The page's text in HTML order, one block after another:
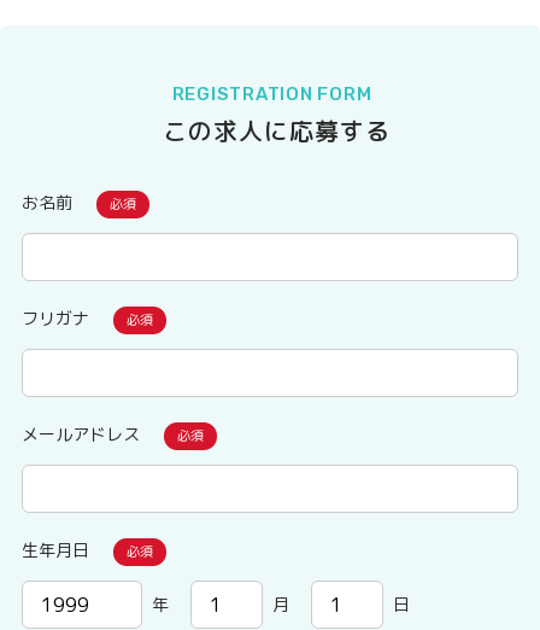
REGISTRATION FORM
この求人に応募する
お名前
フリガナ
メールアドレス
生年月日
年 月 日